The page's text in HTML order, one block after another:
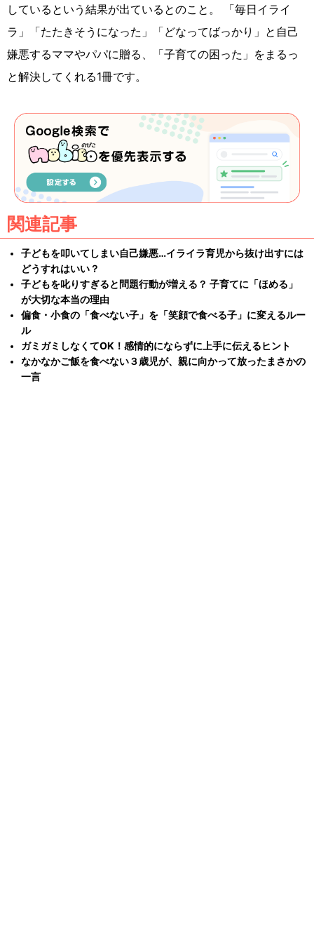
しているという結果が出ているとのこと。 「毎日イライ
ラ」「たたきそうになった」「どなってばっかり」と自己
嫌悪するママやパパに贈る、「子育ての困った」をまるっ
と解決してくれる1冊です。
関連記事
子どもを叩いてしまい自己嫌悪…イライラ育児から抜け出すには
どうすれはいい？
子どもを叱りすぎると問題行動が増える？ 子育てに「ほめる」
が大切な本当の理由
偏食・小食の「食べない子」を「笑顔で食べる子」に変えるルー
ル
ガミガミしなくてOK！感情的にならずに上手に伝えるヒント
なかなかご飯を食べない３歳児が、親に向かって放ったまさかの
一言